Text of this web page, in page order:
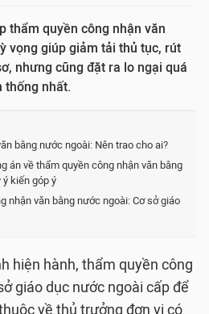
thẩm quyền công nhận văn
vọng giúp giảm tải thủ tục, rút
nhưng cũng đặt ra lo ngại quá
thống nhất.
bằng nước ngoài: Nên trao cho ai?
án về thẩm quyền công nhận văn bằng
kiến góp ý
nhận văn bằng nước ngoài: Cơ sở giáo
hiện hành, thẩm quyền công
giáo dục nước ngoài cấp để
về thủ trưởng đơn vị có